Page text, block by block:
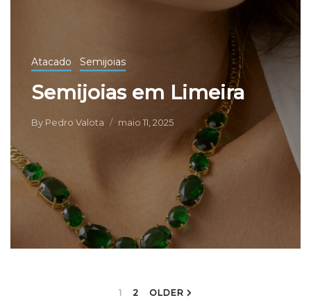
Atacado Semijoias
Semijoias em Limeira
By Pedro Valota maio 11, 2025
1 2 OLDER